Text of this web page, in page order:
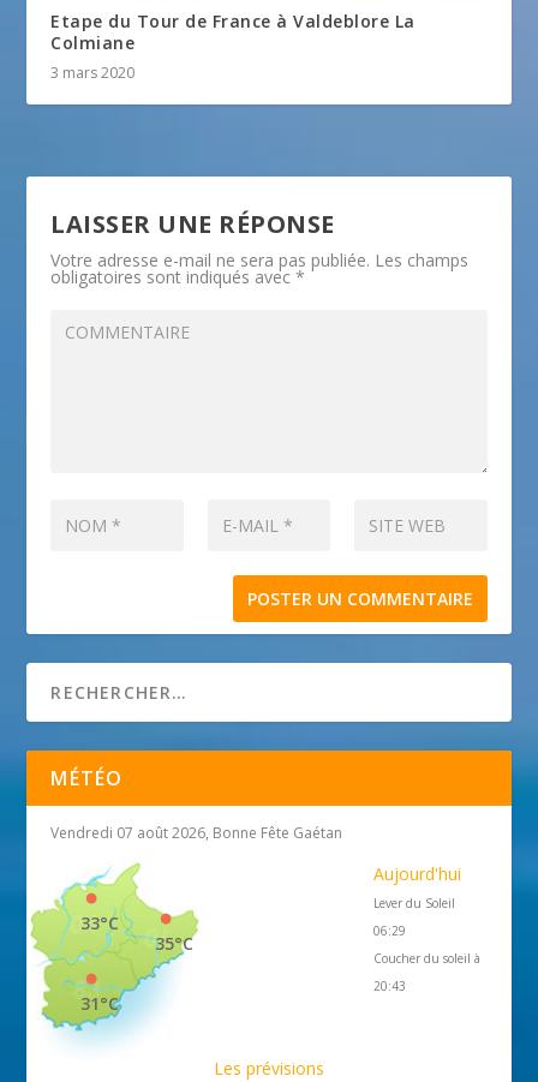
Etape du Tour de France à Valdeblore La
Colmiane
3 mars 2020
LAISSER UNE RÉPONSE
Votre adresse e-mail ne sera pas publiée. Les champs
obligatoires sont indiqués avec*
MÉTÉO
Vendredi 07 août 2026, Bonne Fête Gaétan
35°C
33°C
31°C
Aujourd'hui
Lever du Soleil
06:29
Coucher du soleil à
20:43
Les prévisions